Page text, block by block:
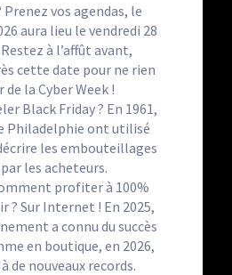
Prenez vos agendas, le
aura lieu le vendredi 28
à l’affût avant,
cette date pour ne rien
de la Cyber Week !
Black Friday ? En 1961,
Philadelphie ont utilisé
les embouteillages
les acheteurs.
profiter à 100%
? Sur Internet ! En 2025,
a connu du succès
en boutique, en 2026,
de nouveaux records.